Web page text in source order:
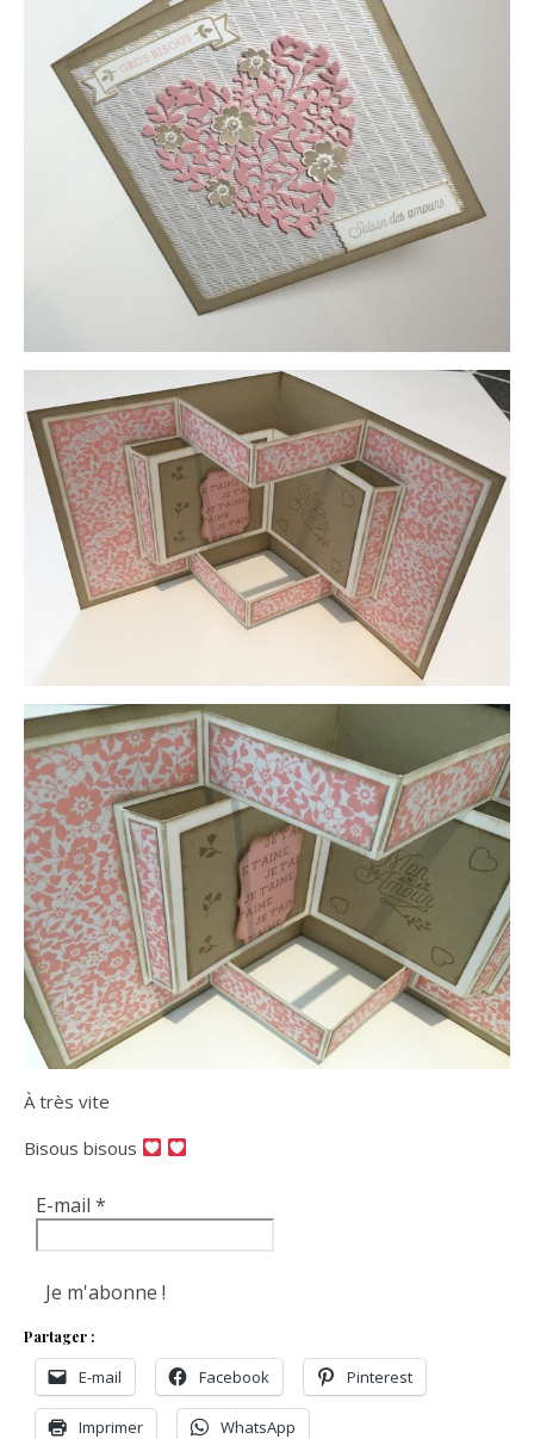
À très vite
Bisous bisous
E-mail *
Partager :
E-mail Facebook Pinterest
Imprimer WhatsApp